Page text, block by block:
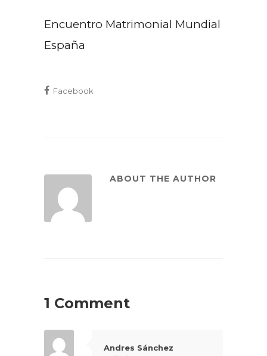
Encuentro Matrimonial Mundial
España
Facebook
ABOUT THE AUTHOR
1 Comment
Andres Sánchez